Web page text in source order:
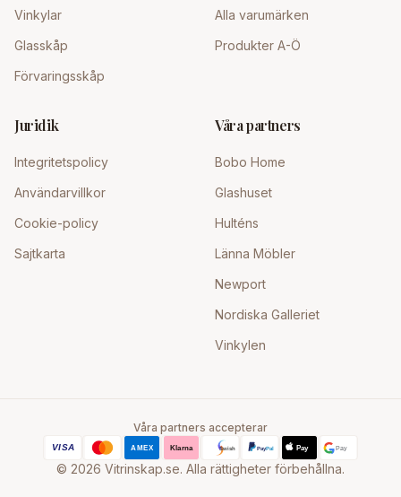
Vinkylar
Glasskåp
Förvaringsskåp
Alla varumärken
Produkter A-Ö
Juridik
Integritetspolicy
Användarvillkor
Cookie-policy
Sajtkarta
Våra partners
Bobo Home
Glashuset
Hulténs
Länna Möbler
Newport
Nordiska Galleriet
Vinkylen
Våra partners accepterar
© 2026 Vitrinskap.se. Alla rättigheter förbehållna.